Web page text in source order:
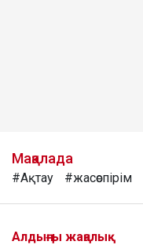
Мақалада
#Ақтау #жасөспірім
Алдыңғы жаңалық